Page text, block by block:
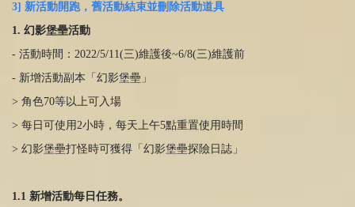
3] 新活動開跑，舊活動結束並刪除活動道具
1. 幻影堡壘活動
- 活動時間：2022/5/11(三)維護後~6/8(三)維護前
- 新增活動副本「幻影堡壘」
> 角色70等以上可入場
> 每日可使用2小時，每天上午5點重置使用時間
> 幻影堡壘打怪時可獲得「幻影堡壘探險日誌」
1.1 新增活動每日任務。